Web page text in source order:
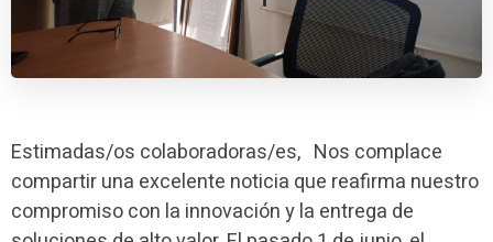
Estimadas/os colaboradoras/es, Nos complace
compartir una excelente noticia que reafirma nuestro
compromiso con la innovación y la entrega de